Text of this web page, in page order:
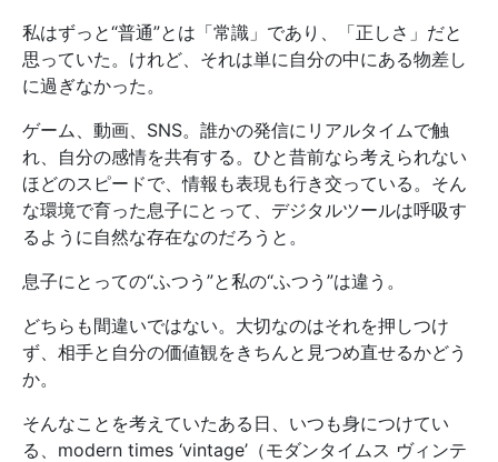
私はずっと“普通”とは「常識」であり、「正しさ」だと
思っていた。けれど、それは単に自分の中にある物差し
に過ぎなかった。
ゲーム、動画、SNS。誰かの発信にリアルタイムで触
れ、自分の感情を共有する。ひと昔前なら考えられない
ほどのスピードで、情報も表現も行き交っている。そん
な環境で育った息子にとって、デジタルツールは呼吸す
るように自然な存在なのだろうと。
息子にとっての“ふつう”と私の“ふつう”は違う。
どちらも間違いではない。大切なのはそれを押しつけ
ず、相手と自分の価値観をきちんと見つめ直せるかどう
か。
そんなことを考えていたある日、いつも身につけてい
る、modern times ‘vintage’（モダンタイムス ヴィンテ